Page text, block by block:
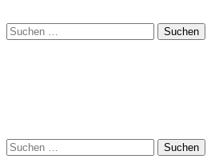
Suchen
nach:
Suchen
nach: